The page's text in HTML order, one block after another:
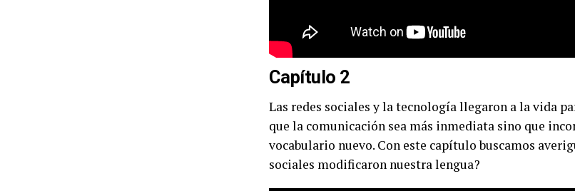
Capítulo 2
Las redes sociales y la tecnología llegaron a la vida
que la comunicación sea más inmediata sino que
vocabulario nuevo. Con este capítulo buscamos
sociales modificaron nuestra lengua?